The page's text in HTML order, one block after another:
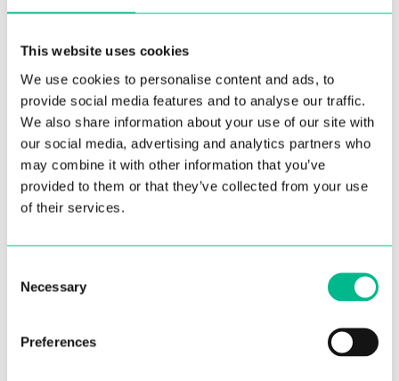
This website uses cookies
We use cookies to personalise content and ads, to
provide social media features and to analyse our traffic.
We also share information about your use of our site with
our social media, advertising and analytics partners who
may combine it with other information that you’ve
provided to them or that they’ve collected from your use
of their services.
Selection
Necessary
Preferences
Salle de bain, WC séparé
Cuisine équipée. Comprend un four et un
réfrigérateur
1 place de parking
INFOS RÉSERVATION
Dépôt de garantie de 1 mois
Préavis de 3 mois si résiliation souhaitée
À PARTIR DE
1070€ /month
CERTAINES
COMPRISES
RÉSERVEZ